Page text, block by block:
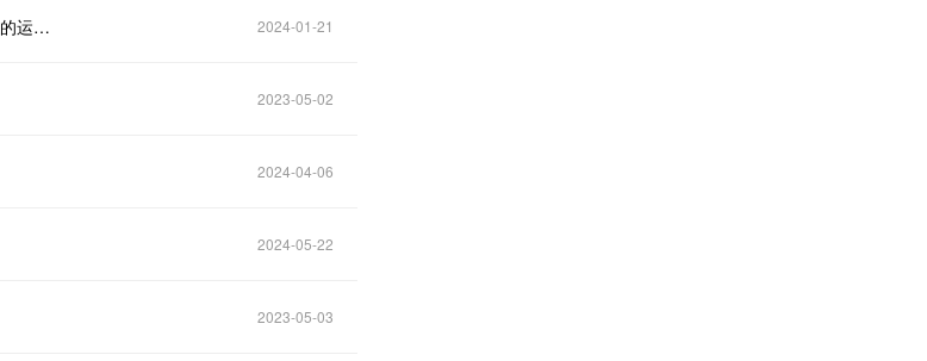
重庆渝北加州惠耳听力助听器验配服务中心分享：言语评估如何正确标准的运用？ 2024-01-21
2023-05-02
2024-04-06
2024-05-22
2023-05-03